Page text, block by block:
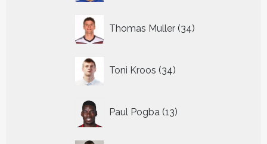
Thomas Muller 34
producten
Toni Kroos 34
producten
Paul Pogba 13
producten